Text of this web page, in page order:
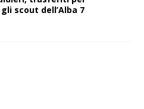
scout dell’Alba 7